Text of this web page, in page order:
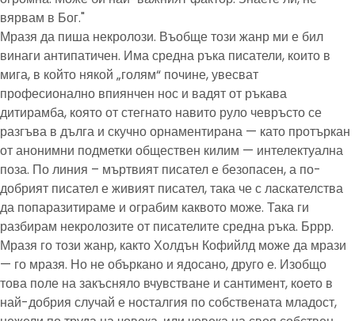
вярвам в Бог."
Мразя да пиша некролози. Въобще този жанр ми е бил
винаги антипатичен. Има средна ръка писатели, които в
мига, в който някой „голям“ почине, увесват
професионално впиянчен нос и вадят от ръкава
дитирамба, която от стегнато навито руло чевръсто се
разгъва в дълга и скучно орнаментирана — като протъркан
от анонимни подметки обществен килим — интелектуална
поза. По линия – мъртвият писател е безопасен, а по-
добрият писател е живият писател, така че с ласкателства
да попаразитираме и ограбим каквото може. Така ги
разбирам некролозите от писателите средна ръка. Бррр.
Мразя го този жанр, както Холдън Кофийлд може да мрази
— го мразя. Но не объркано и ядосано, друго е. Изобщо
това поле на закъсняло вчувстване и сантимент, което в
най-добрия случай е носталгия по собствената младост,